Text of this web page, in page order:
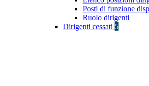
Posti di funzione
Ruolo dirigenti
Dirigenti cessati 5